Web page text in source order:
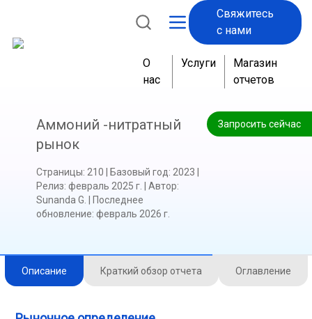
Свяжитесь
с нами
О
нас
Услуги
Магазин
отчетов
Запросить сейчас
Аммоний -нитратный
рынок
Страницы: 210 Базовый год: 2023
Релиз: февраль 2025 г. Автор:
Sunanda G.
Последнее
обновление: февраль 2026 г.
Описание Краткий обзор отчета Оглавление